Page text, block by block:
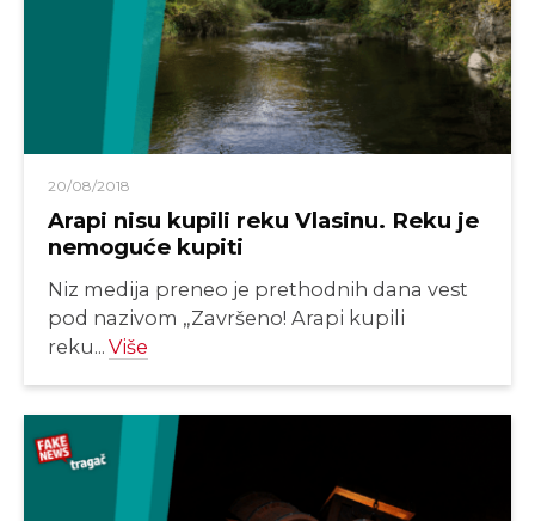
20/08/2018
Arapi nisu kupili reku Vlasinu. Reku je
nemoguće kupiti
Niz medija preneo je prethodnih dana vest
pod nazivom „Završeno! Arapi kupili
reku... Više